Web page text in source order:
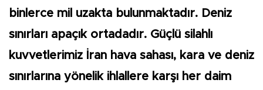
binlerce mil uzakta bulunmaktadır. Deniz
sınırları apaçık ortadadır. Güçlü silahlı
kuvvetlerimiz İran hava sahası, kara ve deniz
sınırlarına yönelik ihlallere karşı her daim